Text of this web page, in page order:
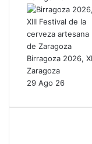
Birragoza 2026,
Zaragoza
29 Ago 26